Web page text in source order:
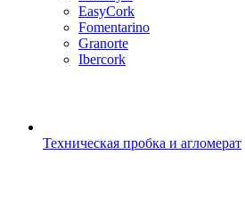
EasyCork
Fomentarino
Granorte
Ibercork
Техническая пробка и агломерат